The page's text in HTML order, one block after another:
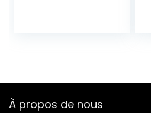
À propos de nous